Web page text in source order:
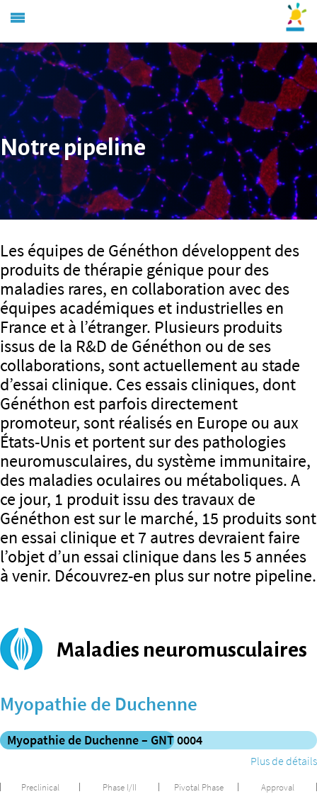
Notre pipeline
Les équipes de Généthon développent des
produits de thérapie génique pour des
maladies rares, en collaboration avec des
équipes académiques et industrielles en
France et à l’étranger. Plusieurs produits
issus de la R&D de Généthon ou de ses
collaborations, sont actuellement au stade
d’essai clinique. Ces essais cliniques, dont
Généthon est parfois directement
promoteur, sont réalisés en Europe ou aux
États-Unis et portent sur des pathologies
neuromusculaires, du système immunitaire,
des maladies oculaires ou métaboliques. A
ce jour, 1 produit issu des travaux de
Généthon est sur le marché, 15 produits sont
en essai clinique et 7 autres devraient faire
l’objet d’un essai clinique dans les 5 années
à venir. Découvrez-en plus sur notre pipeline.
Maladies neuromusculaires
Myopathie de Duchenne
Myopathie de Duchenne – GNT 0004
Plus de détails
Preclinical Phase I/II Pivotal Phase Approval